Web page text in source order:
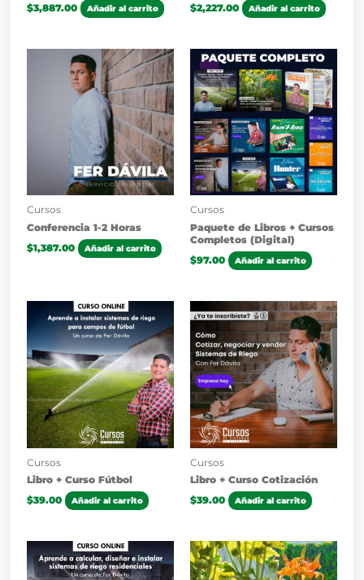
$3,887.00 Añadir al carrito
$2,227.00 Añadir al carrito
Cursos
Conferencia 1-2 Horas
$1,387.00 Añadir al carrito
Cursos
Paquete de Libros + Cursos
Completos (Digital)
$97.00 Añadir al carrito
Cursos
Libro + Curso Fútbol
$39.00 Añadir al carrito
Cursos
Libro + Curso Cotización
$39.00 Añadir al carrito